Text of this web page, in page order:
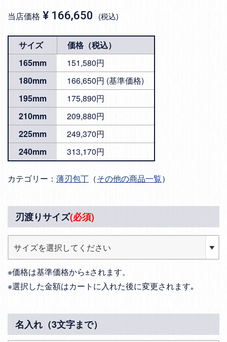
当店価格 ¥ 166,650 税込
サイズ
価格（税込）
165mm
151,580円
180mm
166,650円 (基準価格)
195mm
175,890円
210mm
209,880円
225mm
249,370円
240mm
313,170円
カテゴリー： 薄刃包丁 （その他の商品一覧）
刃渡りサイズ(必須)
※価格は基準価格から±されます。
※選択した金額はカートに入れた後に変更されます｡
名入れ（3文字まで）